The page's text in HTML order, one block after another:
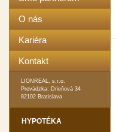
O nás
Kariéra
Kontakt
LIONREAL, s.r.o.
Prevádzka: Drieňová 34
82102 Bratislava
HYPOTÉKA